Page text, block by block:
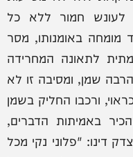
לעונש חמור ללא כל
מומחה באומנותו, מסר
לתאונה המחרידה
שמן, ומסיבה זו לא
ורכבו החליק בשמן
באמיתות הדברים,
דינו: "פלוני נקי מכל